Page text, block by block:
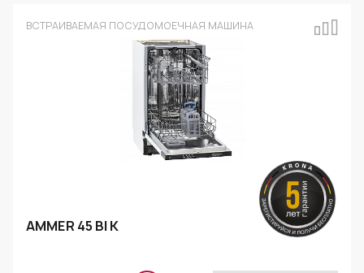
ВСТРАИВАЕМАЯ ПОСУДОМОЕЧНАЯ МАШИНА
AMMER 45 BI K